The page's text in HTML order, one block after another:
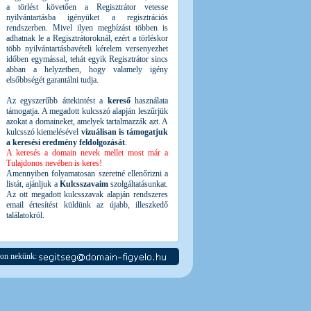
a törlést követően a Regisztrátor vetesse
nyilvántartásba igényüket a regisztrációs
rendszerben. Mivel ilyen megbízást többen is
adhatnak le a Regisztrátoroknál, ezért a törléskor
több nyilvántartásbavételi kérelem versenyezhet
időben egymással, tehát egyik Regisztrátor sincs
abban a helyzetben, hogy valamely igény
elsőbbségét garantálni tudja.
Az egyszerűbb áttekintést a keresőhasználata
támogatja. A megadott kulcsszó alapján leszűrjük
azokat a domaineket, amelyek tartalmazzák azt. A
kulcsszó kiemelésével vizuálisan is támogatjuk
a keresési eredmény feldolgozását.
A keresés a domain nevek mellet most már a
Tulajdonos nevében is keres!
Amennyiben folyamatosan szeretné ellenőrizni a
listát, ajánljuk a Kulcsszavaimszolgáltatásunkat.
Az ott megadott kulcsszavak alapján rendszeres
email értesítést küldünk az újabb, illeszkedő
találatokról.
nekünk: